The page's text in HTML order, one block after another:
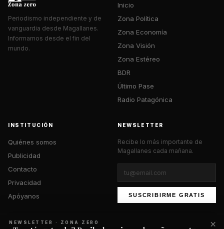
Periodismo independiente y de
vanguardia desde Magallanes.
Informamos desde el fin del
mundo.
Inicio
Zona Política
Zona Economía
Zona Visión
Zona Estéreo
BDR
Último Pase
Radio Patagónica
INSTITUCIÓN
Quiénes somos
Publicidad
Contacto
Privacidad
Apóyanos
NEWSLETTER
Recibe lo más importante de
Magallanes cada mañana.
SUSCRIBIRME GRATIS
NEWSLETTER · ZONA ZERO ×